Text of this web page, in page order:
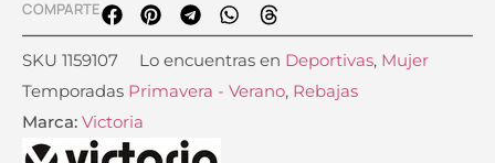
COMPARTE
SKU 1159107 Lo encuentras en Deportivas, Mujer
Temporadas Primavera - Verano, Rebajas
Marca: Victoria